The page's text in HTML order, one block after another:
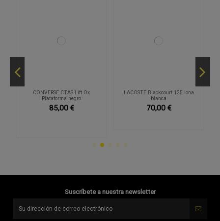
CONVERSE CTAS Lift Ox
Plataforma negro
85,00 €
LACOSTE Blackcourt 125 lona
blanca
70,00 €
Suscríbete a nuestra newsletter